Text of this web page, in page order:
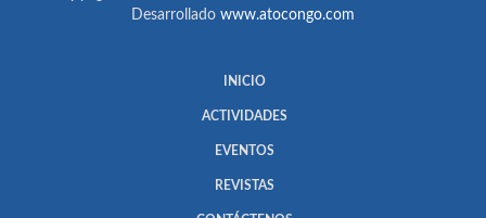
Desarrollado www.atocongo.com
INICIO
ACTIVIDADES
EVENTOS
REVISTAS